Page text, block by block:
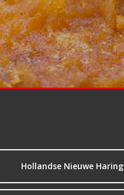
Hollandse Nieuwe Haring